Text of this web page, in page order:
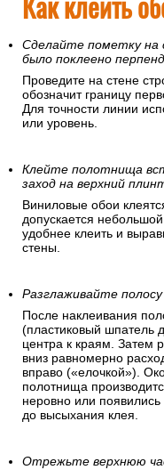
Сделайте пометку на
было поклеено
Проведите на стене
обозначит границу
Для точности линии
или уровень.
Клейте полотнища
заход на верхний
Виниловые обои
допускается
удобнее клеить и
стены.
Разглаживайте полосу
После наклеивания
(пластиковый шпатель
центра к краям. Затем
вниз равномерно
вправо («елочкой»).
полотнища
неровно или
до высыхания клея.
Отрежьте верхнюю